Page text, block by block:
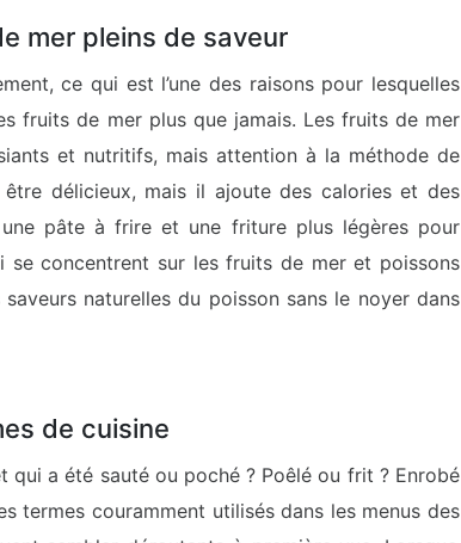
mer pleins de saveur
ce qui est l’une des raisons pour lesquelles
fruits de mer plus que jamais. Les fruits de mer
et nutritifs, mais attention à la méthode de
délicieux, mais il ajoute des calories et des
pâte à frire et une friture plus légères pour
se concentrent sur les fruits de mer et poissons
naturelles du poisson sans le noyer dans
de cuisine
a été sauté ou poché ? Poêlé ou frit ? Enrobé
termes couramment utilisés dans les menus des